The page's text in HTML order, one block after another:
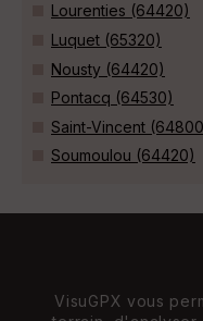
Lourenties (64420)
Luquet (65320)
Nousty (64420)
Pontacq (64530)
Saint-Vincent
Soumoulou (64420)
VisuGPX vous